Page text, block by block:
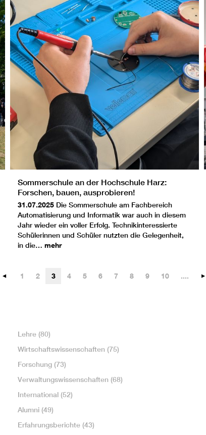
Sommerschule an der Hochschule Harz:
Forschen, bauen, ausprobieren!
31.07.2025 Die Sommerschule am Fachbereich
Automatisierung und Informatik war auch in diesem
Jahr wieder ein voller Erfolg. Technikinteressierte
Schülerinnen und Schüler nutzten die Gelegenheit,
in die…mehr
1 2 3 4 5 6 7 8 9 10 ....
Lehre (80)
Wirtschaftswissenschaften (75)
Forschung (73)
Verwaltungswissenschaften (68)
International (52)
Alumni (49)
Erfahrungsberichte (43)